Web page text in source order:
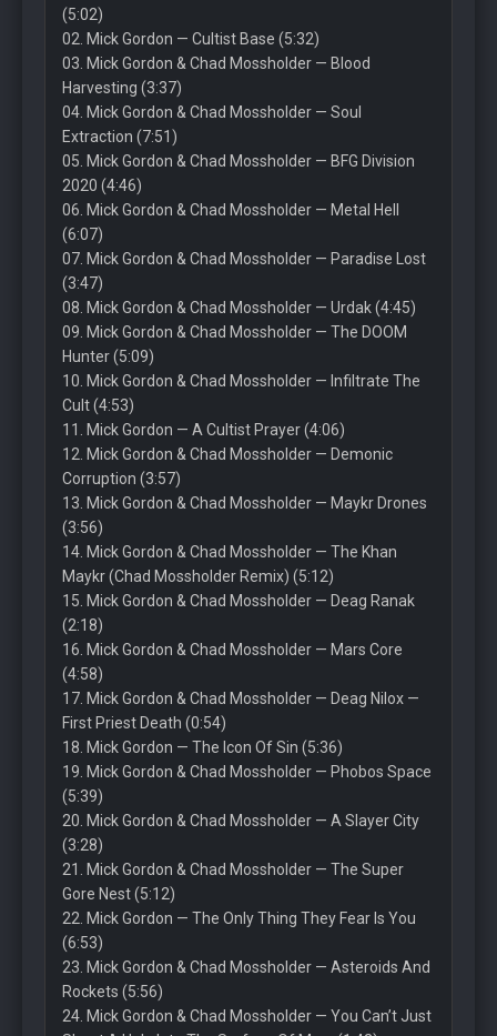
(5:02)
02. Mick Gordon — Cultist Base (5:32)
03. Mick Gordon & Chad Mossholder — Blood
Harvesting (3:37)
04. Mick Gordon & Chad Mossholder — Soul
Extraction (7:51)
05. Mick Gordon & Chad Mossholder — BFG Division
2020 (4:46)
06. Mick Gordon & Chad Mossholder — Metal Hell
(6:07)
07. Mick Gordon & Chad Mossholder — Paradise Lost
(3:47)
08. Mick Gordon & Chad Mossholder — Urdak (4:45)
09. Mick Gordon & Chad Mossholder — The DOOM
Hunter (5:09)
10. Mick Gordon & Chad Mossholder — Infiltrate The
Cult (4:53)
11. Mick Gordon — A Cultist Prayer (4:06)
12. Mick Gordon & Chad Mossholder — Demonic
Corruption (3:57)
13. Mick Gordon & Chad Mossholder — Maykr Drones
(3:56)
14. Mick Gordon & Chad Mossholder — The Khan
Maykr (Chad Mossholder Remix) (5:12)
15. Mick Gordon & Chad Mossholder — Deag Ranak
(2:18)
16. Mick Gordon & Chad Mossholder — Mars Core
(4:58)
17. Mick Gordon & Chad Mossholder — Deag Nilox —
First Priest Death (0:54)
18. Mick Gordon — The Icon Of Sin (5:36)
19. Mick Gordon & Chad Mossholder — Phobos Space
(5:39)
20. Mick Gordon & Chad Mossholder — A Slayer City
(3:28)
21. Mick Gordon & Chad Mossholder — The Super
Gore Nest (5:12)
22. Mick Gordon — The Only Thing They Fear Is You
(6:53)
23. Mick Gordon & Chad Mossholder — Asteroids And
Rockets (5:56)
24. Mick Gordon & Chad Mossholder — You Can’t Just